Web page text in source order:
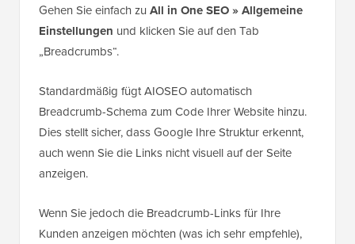
Gehen Sie einfach zu All in One SEO » Allgemeine
Einstellungen und klicken Sie auf den Tab
„Breadcrumbs“.
Standardmäßig fügt AIOSEO automatisch
Breadcrumb-Schema zum Code Ihrer Website hinzu.
Dies stellt sicher, dass Google Ihre Struktur erkennt,
auch wenn Sie die Links nicht visuell auf der Seite
anzeigen.
Wenn Sie jedoch die Breadcrumb-Links für Ihre
Kunden anzeigen möchten (was ich sehr empfehle),